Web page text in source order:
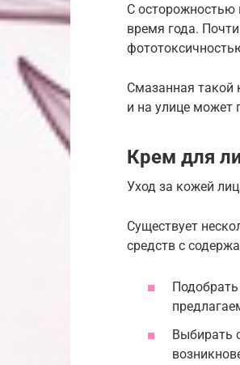
С осторожностью
время года.
Смазанная такой
и на улице может
Крем для
Уход за кожей
Существует
средств с
Выбирать